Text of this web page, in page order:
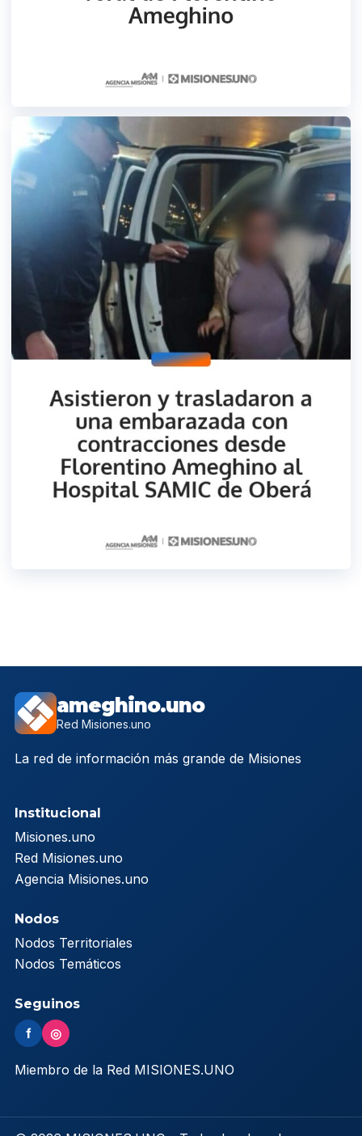
ameghino.uno
Red Misiones.uno
La red de información más grande de Misiones
Institucional
Misiones.uno
Red Misiones.uno
Agencia Misiones.uno
Nodos
Nodos Territoriales
Nodos Temáticos
Seguinos
f ◎
Miembro de la Red MISIONES.UNO